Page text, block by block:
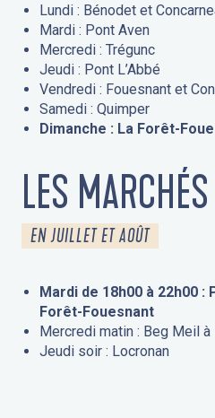
Lundi : Bénodet et
Mardi : Pont Aven
Mercredi : Trégunc
Jeudi : Pont L’Abbé
Vendredi : Fouesnant et
Samedi : Quimper
Dimanche : La Forêt-
LES
EN JUILLET ET AOÛT
Mardi de 18h00 à 22h00
Forêt-Fouesnant
Mercredi matin : Beg Meil à
Jeudi soir : Locronan